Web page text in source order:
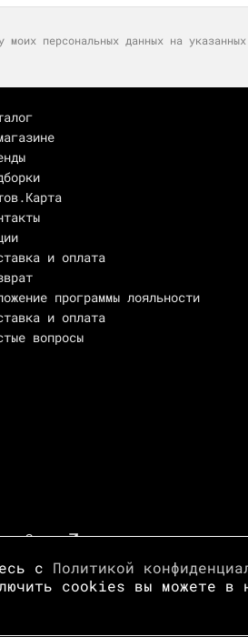
моих персональных данных на
и оплата
программы лояльности
и оплата
вопросы
Зотов
с Политикой
cookies вы можете в